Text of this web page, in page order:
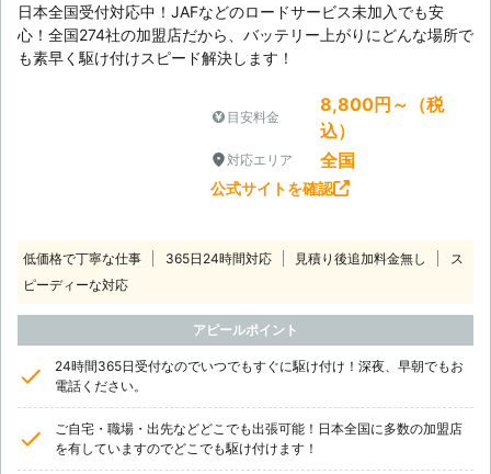
日本全国受付対応中！JAFなどのロードサービス未加入でも安
心！全国274社の加盟店だから、バッテリー上がりにどんな場所で
も素早く駆け付けスピード解決します！
目安料金
8,800円～（税
込）
対応エリア 全国
公式サイトを確認
低価格で丁寧な仕事 365日24時間対応 見積り後追加料金無し
ス
ピーディーな対応
アピールポイント
24時間365日受付なのでいつでもすぐに駆け付け！深夜、早朝でもお
電話ください。
ご自宅・職場・出先などどこでも出張可能！日本全国に多数の加盟店
を有していますのでどこでも駆け付けます！